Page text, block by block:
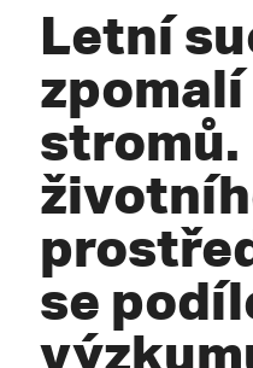
Letní
stromů.
se